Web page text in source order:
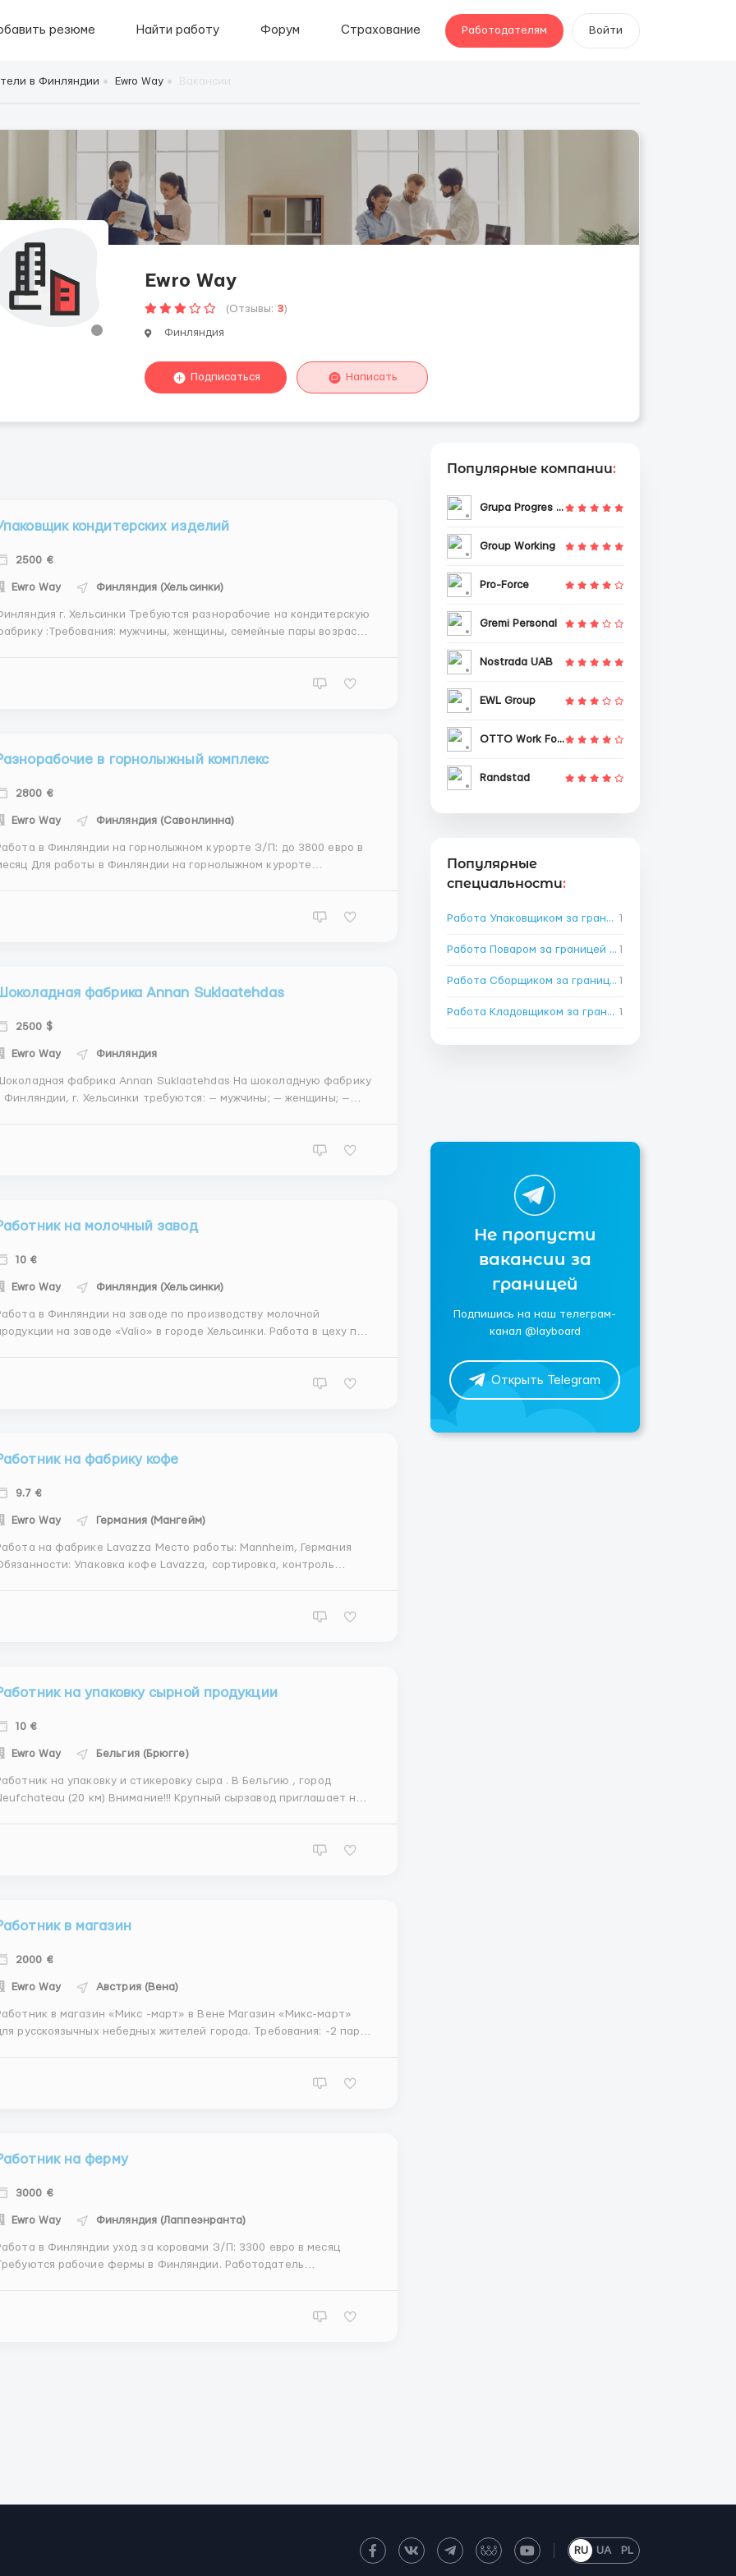
резюме Найти работу Форум Страхование Работодателям Войти
в Финляндии Ewro Way
Ewro Way
(Отзывы: 3)
Финляндия
Подписаться Написать
кондитерских изделий
2500 €
Ewro Way Финляндия (Хельсинки)
г. Хельсинки Требуются разнорабочие на кондитерскую
:Требования: мужчины, женщины, семейные пары возраст
в горнолыжный комплекс
2800 €
Ewro Way Финляндия (Савонлинна)
в Финляндии на горнолыжном курорте З/П: до 3800 евро в
Для работы в Финляндии на горнолыжном курорте
фабрика Annan Suklaatehdas
2500 $
Ewro Way Финляндия
фабрика Annan Suklaatehdas На шоколадную фабрику
Финляндии, г. Хельсинки требуются: — мужчины; — женщины; —
на молочный завод
10 €
Ewro Way Финляндия (Хельсинки)
в Финляндии на заводе по производству молочной
на заводе «Valio» в городе Хельсинки. Работа в цеху по
на фабрику кофе
9.7 €
Ewro Way Германия (Мангейм)
на фабрике Lavazza Место работы: Mannheim, Германия
Упаковка кофе Lavazza, сортировка, контроль
биометрический паспорт. Возраст от 18 до 60 лет Условия: Гра...
на упаковку сырной продукции
10 €
Ewro Way Бельгия (Брюгге)
на упаковку и стикеровку сыра . В Бельгию , город
(20 км) Внимание!!! Крупный сырзавод приглашает на
в магазин
2000 €
Ewro Way Австрия (Вена)
в магазин «Микс -март» в Вене Магазин «Микс-март»
русскоязычных небедных жителей города. Требования: -2 пары
на ферму
3000 €
Ewro Way Финляндия (Лаппеэнранта)
в Финляндии уход за коровами З/П: 3300 евро в месяц
рабочие фермы в Финляндии. Работодатель
доения. Требуется умение работать на фермах с аппаратоми а...
Популярные компании:
Grupa Progres Sp. z o.o.
Group Working
Pro-Force
Gremi Personal
Nostrada UAB
EWL Group
OTTO Work Force
Randstad
Популярные
специальности:
Работа Упаковщиком за границей 1
Работа Поваром за границей→1
Работа Сборщиком за границей 1
Работа Кладовщиком за границей 1
Не пропусти
вакансии за
границей
Подпишись на наш телеграм-
канал @layboard
Открыть Telegram
RU UA PL